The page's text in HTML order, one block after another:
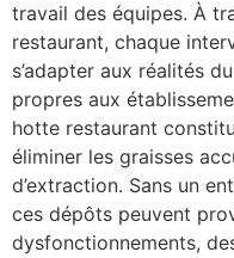
travail des équipes. À
restaurant, chaque
s’adapter aux réalités
propres aux
hotte restaurant
éliminer les graisses
d’extraction. Sans un
ces dépôts peuvent
dysfonctionnements,